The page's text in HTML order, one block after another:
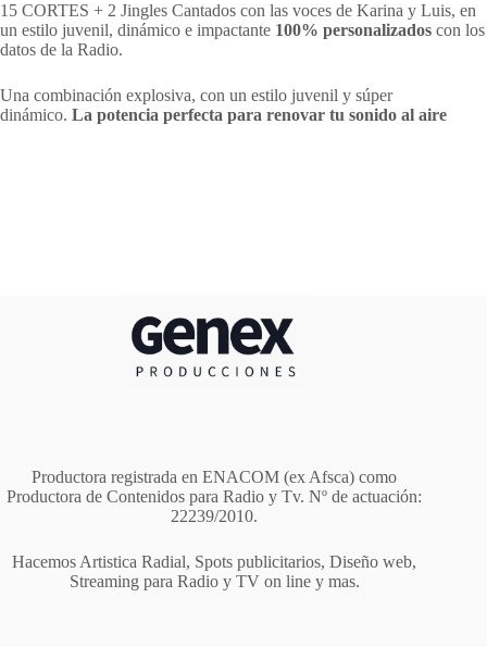
15 CORTES + 2 Jingles Cantados con las voces de Karina y Luis, en
un estilo juvenil, dinámico e impactante 100% personalizados con los
datos de la Radio.
Una combinación explosiva, con un estilo juvenil y súper
dinámico. La potencia perfecta para renovar tu sonido al aire
Productora registrada en ENACOM (ex Afsca) como
Productora de Contenidos para Radio y Tv. Nº de actuación:
22239/2010.
Hacemos Artistica Radial, Spots publicitarios, Diseño web,
Streaming para Radio y TV on line y mas.